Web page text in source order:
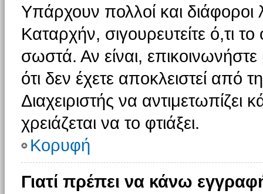
Υπάρχουν πολλοί και
Καταρχήν, σιγουρευτείτε ό,τι
σωστά. Αν είναι, επικοινωνήστε
ότι δεν έχετε αποκλειστεί από
Διαχειριστής να αντιμετωπίζει
χρειάζεται να το φτιάξει.
Κορυφή
Γιατί πρέπει να κάνω